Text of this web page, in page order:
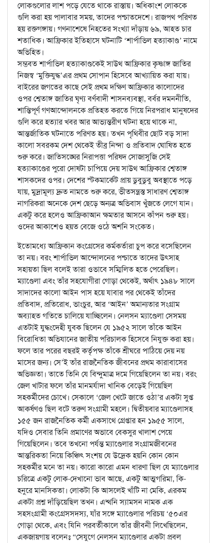
লোকগুলোর লাশ পড়ে যেতে থাকে রাস্তায়। অধিকাংশ লোককে
গুলি করা হয় পালাবার সময়, তাদের পশ্চাতদেশে। রাজপথ পরিণত
হয় রক্তগঙ্গায়। গণনাশেষে নিহতের সংখ্যা দাঁড়ায় ৬৯, আহত চার
শতাধিক। আফ্রিকার ইতিহাসে ঘটনাটি ‘শার্পাভিল হত্যাকাণ্ড’ নামে
অভিহিত।
সম্ভবত শার্পাভিল হত্যাকাণ্ডকেই সাউথ আফ্রিকার কৃষ্ণাঙ্গ জাতির
নিজস্ব ‘মুক্তিযুদ্ধ’এর প্রথম সোপান হিসেবে আখ্যায়িত করা যায়।
বাইরের জগতের কাছে সেই প্রথম দক্ষিণ আফ্রিকার কালোদের
ওপর শ্বেতাঙ্গ জাতির ঘৃণ্য বর্ণবাদী শাসনব্যবস্থা, বর্বর দমননীতি,
শান্তিপূর্ণ গণআন্দোলনকে প্রতিহত করতে গিয়ে নিরপরাধ মানুষদের
গুলি করে হত্যার খবর আর আভ্যন্তরীণ ঘটনা হয়ে থাকে না,
আন্তর্জাতিক ঘটনাতে পরিণত হয়। তখন পৃথিবীর ছোট বড় সাদা
কালো সবরকম দেশ থেকেই তীব্র নিন্দা ও প্রতিবাদ ঘোষিত হতে
শুরু করে। জাতিসঙ্ঘের নিরাপত্তা পরিষদ সোজাসুজি সেই
হত্যাকাণ্ডের পুরো দোষটা চাপিয়ে দেয় সাউথ আফ্রিকার শ্বেতাঙ্গ
শাসকদের ওপর। দেশের স্টকমার্কেট প্রায় ডুবুডুবু অবস্থাতে পড়ে
যায়, মুদ্রামূল্য দ্রুত নামতে শুরু করে, ভীতসন্ত্রস্ত সাধারণ শ্বেতাঙ্গ
নাগরিকরা অনেকে দেশ ছেড়ে অন্যত্র অভিবাস খুঁজতে লেগে যান।
একটু করে হলেও আফ্রিকাআন ক্ষমতার আসনে কাঁপন শুরু হয়।
ওদের আকাশেও হয়ত বেজে ওঠে অশনি সংকেত।
ইতোমধ্যে আফ্রিকান কংগ্রেসের কর্মকর্তারা চুপ করে বসেছিলেন
তা নয়। বরং শার্পাভিল আন্দোলনের পশ্চাতে তাদের উৎসাহ
সহায়তা ছিল বলেই তারা ওভাবে সম্মিলিত হতে পেরেছিল।
ম্যাণ্ডেলা এবং তাঁর সহযোগীরা গোড়া থেকেই, অর্থাৎ ১৯৪৮ সালে
সাদাদের কালো আইন পাস হয়ে যাবার পর থেকেই তাঁদের
প্রতিবাদ, প্রতিরোধ, ভাংচুর, আর ‘আইন’ অমান্যতার সংগ্রাম
অব্যাহত গতিতে চালিয়ে যাচ্ছিলেন। নেলসন ম্যাণ্ডেলা সেসময়
এতটাই যুদ্ধংদেহী যুবক ছিলেন যে ১৯৫২ সালে তাঁকে আইন
বিরোধিতা অভিযানের জাতীয় পরিচালক হিসেবে নিযুক্ত করা হয়।
ফলে তার পরের বছরই কর্তৃপক্ষ তাঁকে শ্রীঘরে পাঠিয়ে দেয় নয়
মাসের জন্য। সে’ই তাঁর রাজনৈতিক জীবনের প্রথম কারাবাসের
অভিজ্ঞতা। তাতে তিনি যে বিন্দুমাত্র দমে গিয়েছিলেন তা নয়। বরং
জেল খাটার ফলে তাঁর মানমর্যাদা খানিক বেড়েই গিয়েছিল
সহকর্মীদের চোখে। সেকালে ‘জেল খেটে জাতে ওঠা’র একটা সুপ্ত
আকর্ষণও ছিল বটে তরুণ সংগ্রামী মহলে। দ্বিতীয়বার ম্যাণ্ডেলাসহ
১৫৫ জন রাজনৈতিক কর্মী একসাথে গ্রেপ্তার হন ১৯৫৫ সালে,
যদিও সেবার তিনি প্রমাণের অভাবে বেকসুর খালাশ পেয়ে
গিয়েছিলেন। তবে তখনো পর্যন্ত ম্যাণ্ডেলার সংগ্রামজীবনের
আন্তরিকতা নিয়ে কিঞ্চিৎ সংশয় যে উদ্রেক হয়নি কোন কোন
সহকর্মীর মনে তা নয়। কারো কারো এমন ধারণা ছিল যে ম্যাণ্ডেলার
চরিত্রে একটু লোক-দেখানো ভাব আছে, একটু আত্মগরিমা, কি-
হনুরে মানসিকতা। লোকটা কি আসলেই খাঁটি না মেকি, এরকম
একটা প্রশ্ন দাঁড়িয়েছিল তখন। এন্থনি স্যামসন নামক এক
সহসংগ্রামী কংগ্রেসসদস্য, যাঁর সঙ্গে ম্যাণ্ডেলার পরিচয় ‘৫০এর
গোড়া থেকে, এবং যিনি পরবর্তীকালে তাঁর জীবনী লিখেছিলেন,
একজায়গায় বলেনঃ “সেযুগে নেলসন ম্যাণ্ডেলার একটা প্রবল